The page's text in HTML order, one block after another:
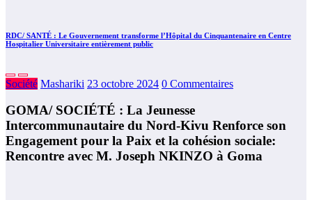
RDC/ SANTÉ : Le Gouvernement transforme l’Hôpital du Cinquantenaire en Centre
Hospitalier Universitaire entièrement public
Société Mashariki 23 octobre 2024 0 Commentaires
GOMA/ SOCIÉTÉ : La Jeunesse
Intercommunautaire du Nord-Kivu Renforce son
Engagement pour la Paix et la cohésion sociale:
Rencontre avec M. Joseph NKINZO à Goma